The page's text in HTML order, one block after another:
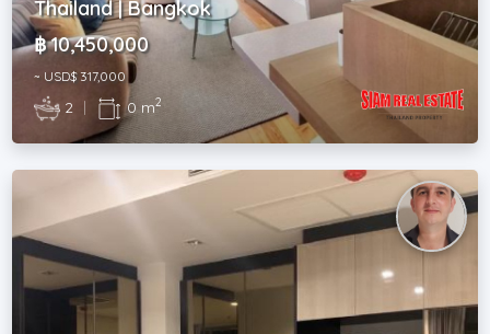
Thailand | Bangkok
฿ 10,450,000
~ USD$ 317,000
2 | 0 m2